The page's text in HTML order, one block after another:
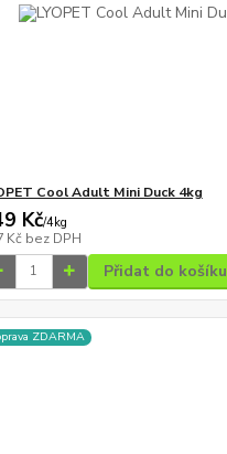
Cool Adult Mini Duck 4kg
Kč/4kg
Kč bez DPH
Přidat do košíku
ZDARMA